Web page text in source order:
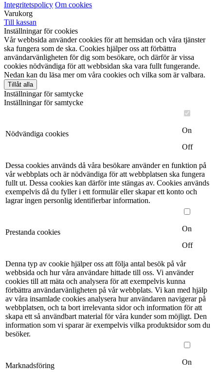
Integritetspolicy Om cookies
Varukorg
Till kassan
Inställningar för cookies
Vår webbsida använder cookies för att hemsidan och våra tjänster
ska fungera som de ska. Cookies hjälper oss att förbättra
användarvänligheten för dig som besökare, och därför är vissa
cookies nödvändiga för att webbsidan ska vara fullt fungerande.
Nedan kan du läsa mer om våra cookies och vilka som är valbara.
Tillåt alla
Inställningar för samtycke
Inställningar för samtycke
Nödvändiga cookies
On
Off
Dessa cookies används då våra besökare använder en funktion på
vår webbplats och är nödvändiga för att webbplatsen ska fungera
fullt ut. Dessa cookies kan därför inte stängas av. Cookies används
exempelvis då du fyller i ett formulär eller skapar ett konto och
lagrar ingen personlig identifierbar information.
Prestanda cookies
On
Off
Denna typ av cookie hjälper oss att följa antal besök på vår
webbsida och hur våra användare hittade till oss. Vi använder
cookies till att mäta och analysera för att exempelvis kunna
förbättra användarvänligheten på vår webbplats. Vi kan med hjälp
av våra insamlade cookies analysera hur användaren navigerar på
webbplatsen, och ta bort irrelevanta sidor och information för att
skapa ett så användbart material för våra kunder som möjligt. Den
information som vi sparar är exempelvis vilka produktsidor som du
besöker.
Marknadsföring On